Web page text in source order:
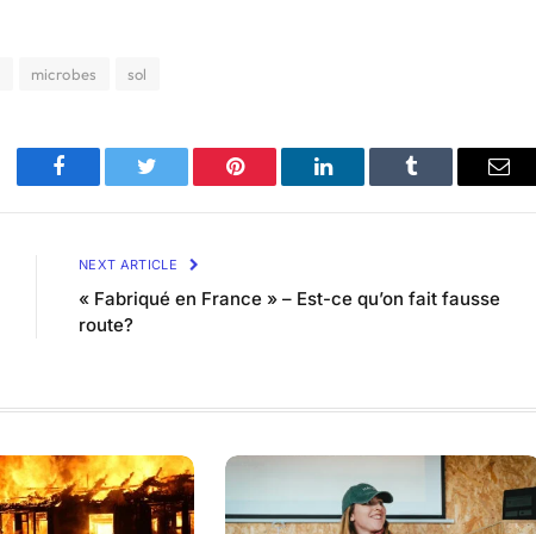
microbes sol
Facebook Twitter Pinterest LinkedIn Tumblr
NEXT ARTICLE
« Fabriqué en France » – Est-ce qu’on fait fausse
route?